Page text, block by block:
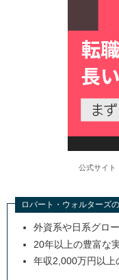
公式サイト
ロバート・ウォルターズ
外資系や日系グロ
20年以上の豊富な
年収2,000万円以上